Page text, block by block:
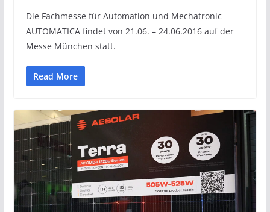
Die Fachmesse für Automation und Mechatronic
AUTOMATICA findet von 21.06. – 24.06.2016 auf der
Messe München statt.
Read More